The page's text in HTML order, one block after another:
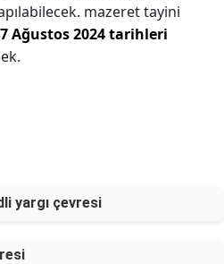
mazeret tayini
Ağustos 2024 tarihleri
yargı çevresi